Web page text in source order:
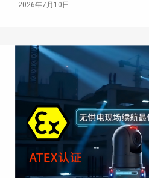
2026年7月10日